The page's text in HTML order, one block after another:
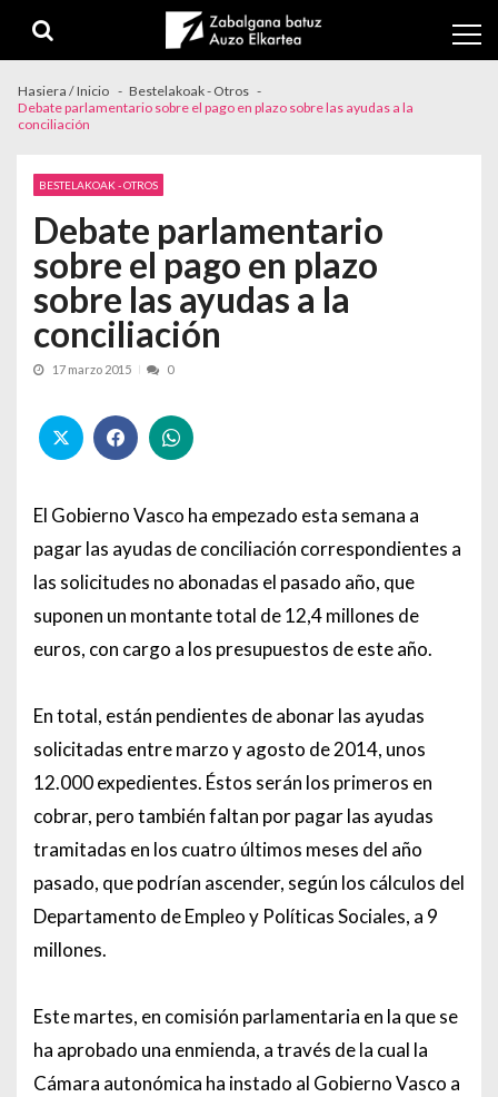
Hasiera / Inicio
Bestelakoak - Otros
Debate parlamentario sobre el pago en plazo sobre las ayudas a la
conciliación
BESTELAKOAK - OTROS
Debate parlamentario
sobre el pago en plazo
sobre las ayudas a la
conciliación
17 marzo 2015 0
El Gobierno Vasco ha empezado esta semana a
pagar las ayudas de conciliación correspondientes a
las solicitudes no abonadas el pasado año, que
suponen un montante total de 12,4 millones de
euros, con cargo a los presupuestos de este año.
En total, están pendientes de abonar las ayudas
solicitadas entre marzo y agosto de 2014, unos
12.000 expedientes. Éstos serán los primeros en
cobrar, pero también faltan por pagar las ayudas
tramitadas en los cuatro últimos meses del año
pasado, que podrían ascender, según los cálculos del
Departamento de Empleo y Políticas Sociales, a 9
millones.
Este martes, en comisión parlamentaria en la que se
ha aprobado una enmienda, a través de la cual la
Cámara autonómica ha instado al Gobierno Vasco a